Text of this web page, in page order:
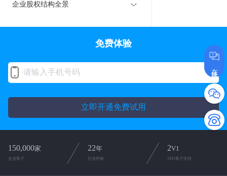
企业股权结构全景
在线咨询
免费体验
立即开通免费试用
150,000家
企业客户
22年
行业经验
2V1
2对1客户支持